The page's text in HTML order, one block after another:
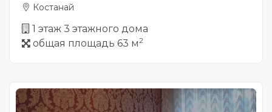
Костанай
1 этаж 3 этажного дома
общая площадь 63 м2